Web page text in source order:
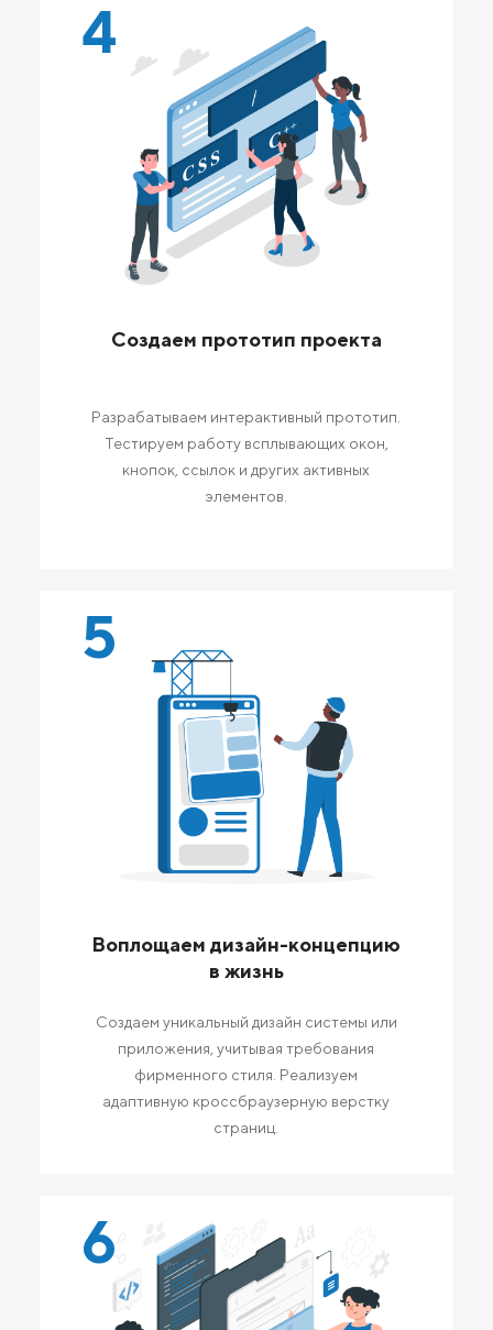
4
Создаем прототип проекта
Разрабатываем интерактивный прототип.
Тестируем работу всплывающих окон,
кнопок, ссылок и других активных
элементов.
5
Воплощаем дизайн-концепцию
в жизнь
Создаем уникальный дизайн системы или
приложения, учитывая требования
фирменного стиля. Реализуем
адаптивную кроссбраузерную верстку
страниц.
6